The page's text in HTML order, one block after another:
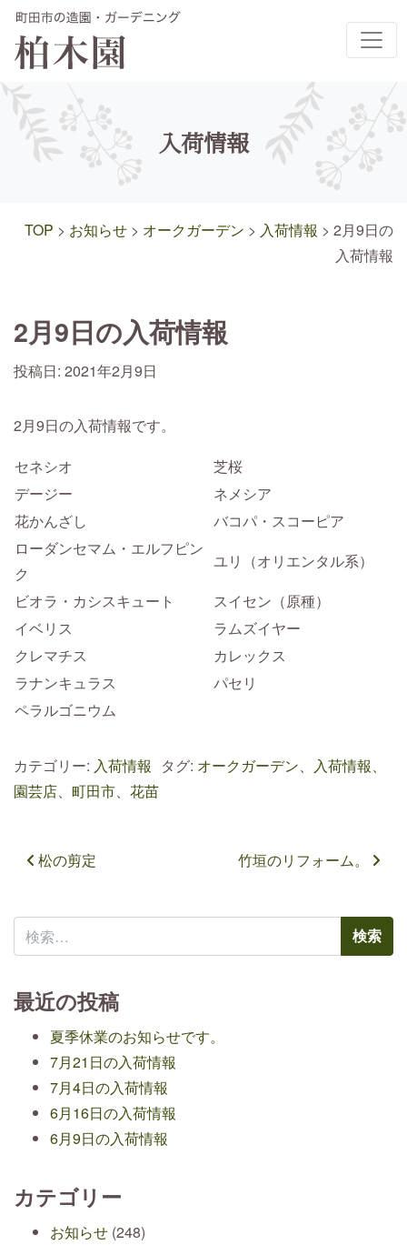
メインナビゲーション
入荷情報
TOP > お知らせ > オークガーデン > 入荷情報 > 2月9日の
入荷情報
2月9日の入荷情報
投稿日: 2021年2月9日
2月9日の入荷情報です。
セネシオ
芝桜
デージー
ネメシア
花かんざし
バコパ・スコーピア
ローダンセマム・エルフピン
ク
ユリ（オリエンタル系）
ビオラ・カシスキュート
スイセン（原種）
イベリス
ラムズイヤー
クレマチス
カレックス
ラナンキュラス
パセリ
ペラルゴニウム
カテゴリー: 入荷情報 タグ: オークガーデン、入荷情報、
園芸店、町田市、花苗
投稿ナビゲーション
松の剪定 竹垣のリフォーム。
検索:
最近の投稿
夏季休業のお知らせです。
7月21日の入荷情報
7月4日の入荷情報
6月16日の入荷情報
6月9日の入荷情報
カテゴリー
お知らせ (248)